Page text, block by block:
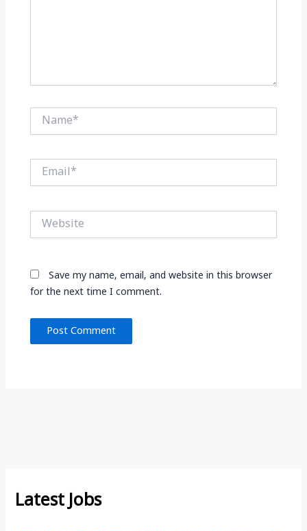
Name*
Email*
Website
Save my name, email, and website in this browser
for the next time I comment.
Latest Jobs